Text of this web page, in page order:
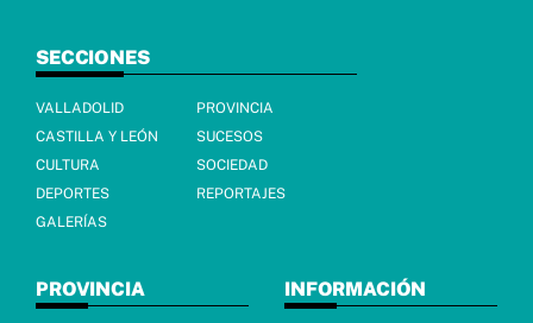
SECCIONES
VALLADOLID
PROVINCIA
CASTILLA Y LEÓN
SUCESOS
CULTURA
SOCIEDAD
DEPORTES
REPORTAJES
GALERÍAS
PROVINCIA INFORMACIÓN